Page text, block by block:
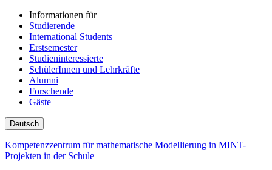
Informationen für
Studierende
International Students
Erstsemester
Studieninteressierte
SchülerInnen und Lehrkräfte
Alumni
Forschende
Gäste
Deutsch
Kompetenzzentrum für mathematische Modellierung in MINT-
Projekten in der Schule